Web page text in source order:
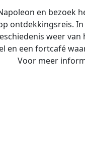
en bezoek
ontdekkingsreis.
weer
en een fortcafé
Voor meer